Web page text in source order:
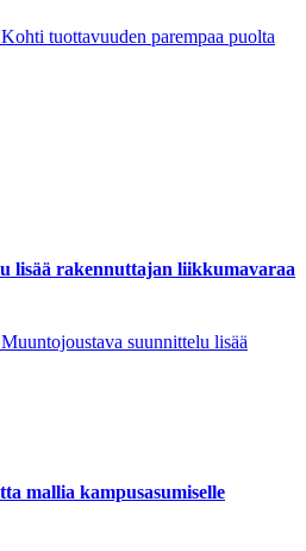
tuottavuuden parempaa puolta
lisää rakennuttajan liikkumavaraa
suunnittelu lisää
mallia kampusasumiselle